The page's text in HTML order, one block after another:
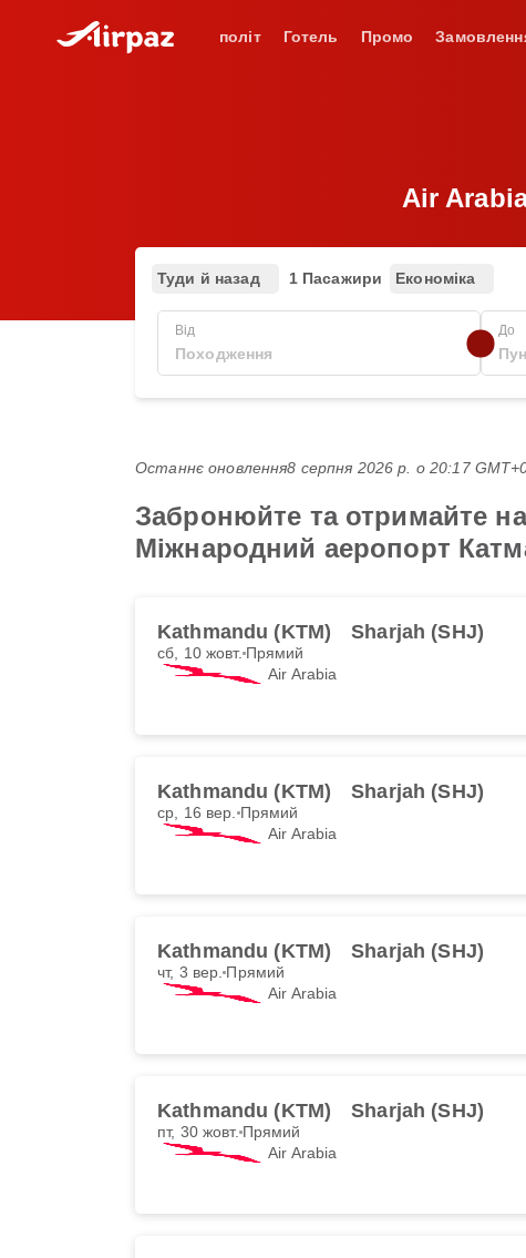
політ Готель Промо
Air
Туди й назад 1 Пасажири Економіка
Від До
Останнє оновлення8 серпня 2026 р. о 20:17
Забронюйте та отримайте
Міжнародний аеропорт
Kathmandu (KTM) Sharjah (SHJ)
сб, 10 жовт. Прямий
Air Arabia
Kathmandu (KTM) Sharjah (SHJ)
ср, 16 вер. Прямий
Air Arabia
Kathmandu (KTM) Sharjah (SHJ)
чт, 3 вер. Прямий
Air Arabia
Kathmandu (KTM) Sharjah (SHJ)
пт, 30 жовт. Прямий
Air Arabia